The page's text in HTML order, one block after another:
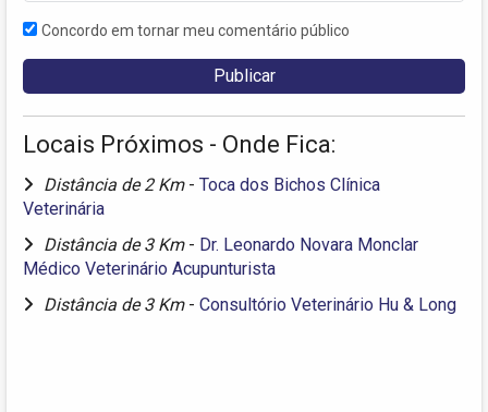
Concordo em tornar meu comentário público
Locais Próximos - Onde Fica:
Distância de 2 Km - Toca dos Bichos Clínica
Veterinária
Distância de 3 Km - Dr. Leonardo Novara Monclar
Médico Veterinário Acupunturista
Distância de 3 Km - Consultório Veterinário Hu & Long